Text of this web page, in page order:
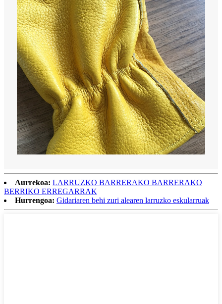
Aurrekoa: LARRUZKO BARRERAKO BARRERAKO
BERRIKO ERREGARRAK
Hurrengoa: Gidariaren behi zuri alearen larruzko eskularruak